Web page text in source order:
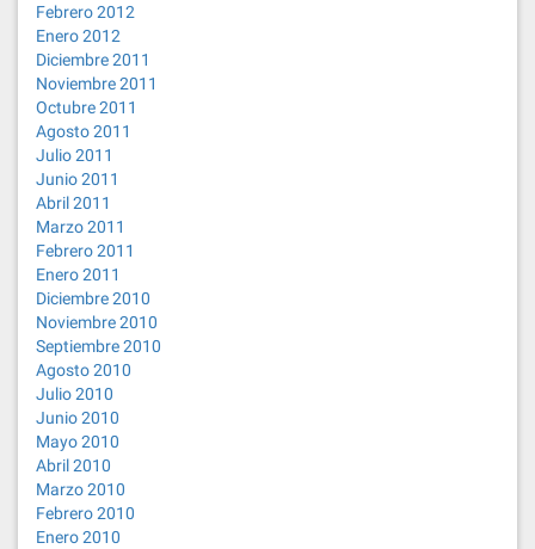
Febrero 2012
Enero 2012
Diciembre 2011
Noviembre 2011
Octubre 2011
Agosto 2011
Julio 2011
Junio 2011
Abril 2011
Marzo 2011
Febrero 2011
Enero 2011
Diciembre 2010
Noviembre 2010
Septiembre 2010
Agosto 2010
Julio 2010
Junio 2010
Mayo 2010
Abril 2010
Marzo 2010
Febrero 2010
Enero 2010